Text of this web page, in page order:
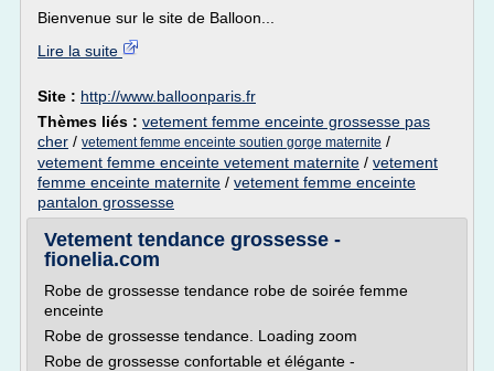
Bienvenue sur le site de Balloon...
Lire la suite
Site : http://www.balloonparis.fr
Thèmes liés : vetement femme enceinte grossesse pas
cher / vetement femme enceinte soutien gorge maternite /
vetement femme enceinte vetement maternite / vetement
femme enceinte maternite / vetement femme enceinte
pantalon grossesse
Vetement tendance grossesse -
fionelia.com
Robe de grossesse tendance robe de soirée femme
enceinte
Robe de grossesse tendance. Loading zoom
Robe de grossesse confortable et élégante -